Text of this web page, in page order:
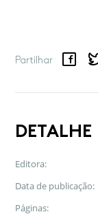
Partilhar
DETALHE
Editora:
Data de publicação:
Páginas: